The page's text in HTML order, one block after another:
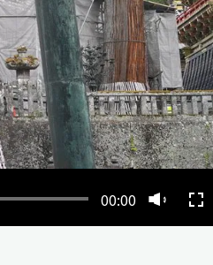
00:00